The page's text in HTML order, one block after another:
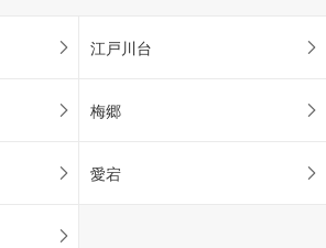
江戸川台
梅郷
愛宕